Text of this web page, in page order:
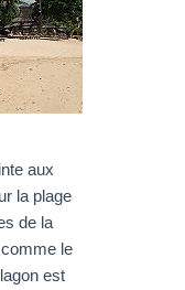
aux
la plage
de la
le
est